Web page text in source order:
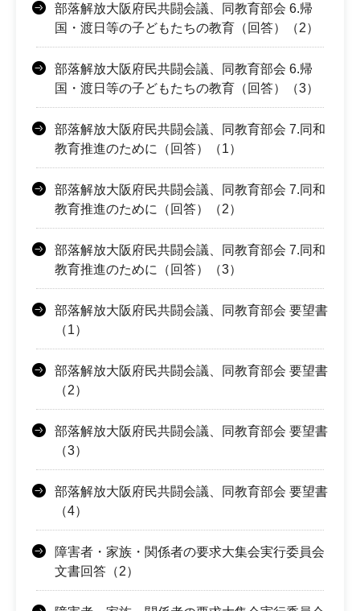
部落解放大阪府民共闘会議、同教育部会 6.帰
国・渡日等の子どもたちの教育（回答）（2）
部落解放大阪府民共闘会議、同教育部会 6.帰
国・渡日等の子どもたちの教育（回答）（3）
部落解放大阪府民共闘会議、同教育部会 7.同和
教育推進のために（回答）（1）
部落解放大阪府民共闘会議、同教育部会 7.同和
教育推進のために（回答）（2）
部落解放大阪府民共闘会議、同教育部会 7.同和
教育推進のために（回答）（3）
部落解放大阪府民共闘会議、同教育部会 要望書
（1）
部落解放大阪府民共闘会議、同教育部会 要望書
（2）
部落解放大阪府民共闘会議、同教育部会 要望書
（3）
部落解放大阪府民共闘会議、同教育部会 要望書
（4）
障害者・家族・関係者の要求大集会実行委員会
文書回答（2）